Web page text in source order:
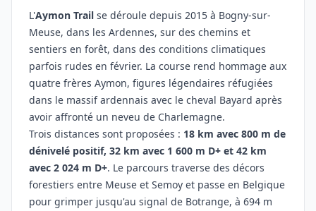
L'Aymon Trail se déroule depuis 2015 à Bogny-sur-
Meuse, dans les Ardennes, sur des chemins et
sentiers en forêt, dans des conditions climatiques
parfois rudes en février. La course rend hommage aux
quatre frères Aymon, figures légendaires réfugiées
dans le massif ardennais avec le cheval Bayard après
avoir affronté un neveu de Charlemagne.
Trois distances sont proposées : 18 km avec 800 m de
dénivelé positif, 32 km avec 1 600 m D+ et 42 km
avec 2 024 m D+. Le parcours traverse des décors
forestiers entre Meuse et Semoy et passe en Belgique
pour grimper jusqu'au signal de Botrange, à 694 m